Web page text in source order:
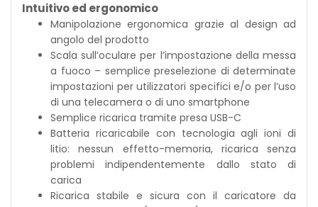
Intuitivo ed ergonomico
Manipolazione ergonomica grazie al design ad
angolo del prodotto
Scala sull’oculare per l’impostazione della messa
a fuoco – semplice preselezione di determinate
impostazioni per utilizzatori specifici e/o per l’uso
di una telecamera o di uno smartphone
Semplice ricarica tramite presa USB-C
Batteria ricaricabile con tecnologia agli ioni di
litio: nessun effetto-memoria, ricarica senza
problemi indipendentemente dallo stato di
carica
Ricarica stabile e sicura con il caricatore da